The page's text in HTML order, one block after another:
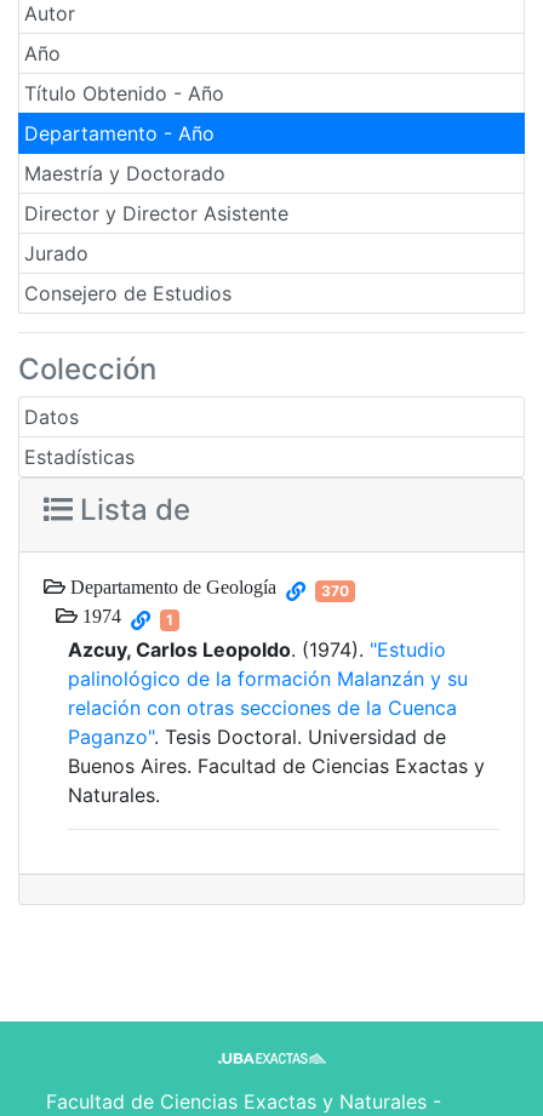
Autor
Año
Título Obtenido - Año
Departamento - Año
Maestría y Doctorado
Director y Director Asistente
Jurado
Consejero de Estudios
Colección
Datos
Estadísticas
Lista de
Departamento de Geología 370
1974 1
Azcuy, Carlos Leopoldo. (1974). "Estudio
palinológico de la formación Malanzán y su
relación con otras secciones de la Cuenca
Paganzo". Tesis Doctoral. Universidad de
Buenos Aires. Facultad de Ciencias Exactas y
Naturales.
Facultad de Ciencias Exactas y Naturales -